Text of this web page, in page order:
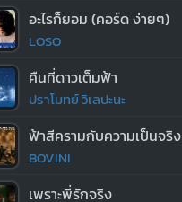
อะไรก็ยอม (คอร์ด ง่ายๆ)
LOSO
คืนที่ดาวเต็มฟ้า
ปราโมทย์ วิเลปะนะ
ฟ้าสีครามกับความเป็นจริง
BOVINI
เพราะพี่รักจริง